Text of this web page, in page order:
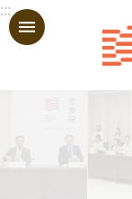
跳到主要內容區塊
:::